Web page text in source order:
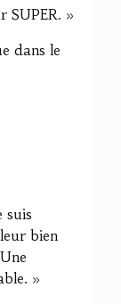
SUPER. »
dans le
suis
bien
»